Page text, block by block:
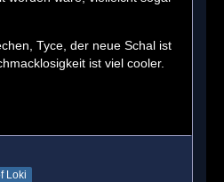
Tyce, der neue Schal ist
ist viel cooler.
Loki